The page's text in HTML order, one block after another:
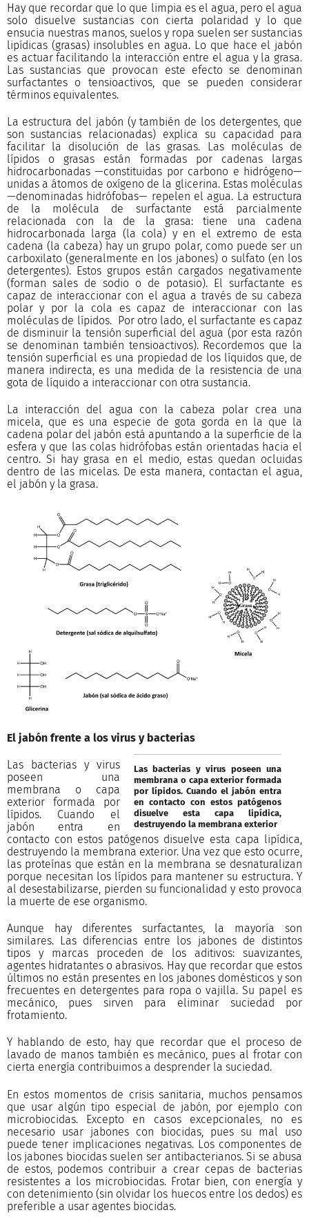
Hay que recordar que lo que limpia es el agua, pero el agua
solo disuelve sustancias con cierta polaridad y lo que
ensucia nuestras manos, suelos y ropa suelen ser sustancias
lipídicas (grasas) insolubles en agua. Lo que hace el jabón
es actuar facilitando la interacción entre el agua y la grasa.
Las sustancias que provocan este efecto se denominan
surfactantes o tensioactivos, que se pueden considerar
términos equivalentes.
La estructura del jabón (y también de los detergentes, que
son sustancias relacionadas) explica su capacidad para
facilitar la disolución de las grasas. Las moléculas de
lípidos o grasas están formadas por cadenas largas
hidrocarbonadas —constituidas por carbono e hidrógeno—
unidas a átomos de oxígeno de la glicerina. Estas moléculas
—denominadas hidrófobas— repelen el agua. La estructura
de la molécula de surfactante está parcialmente
relacionada con la de la grasa: tiene una cadena
hidrocarbonada larga (la cola) y en el extremo de esta
cadena (la cabeza) hay un grupo polar, como puede ser un
carboxilato (generalmente en los jabones) o sulfato (en los
detergentes). Estos grupos están cargados negativamente
(forman sales de sodio o de potasio). El surfactante es
capaz de interaccionar con el agua a través de su cabeza
polar y por la cola es capaz de interaccionar con las
moléculas de lípidos. Por otro lado, el surfactante es capaz
de disminuir la tensión superficial del agua (por esta razón
se denominan también tensioactivos). Recordemos que la
tensión superficial es una propiedad de los líquidos que, de
manera indirecta, es una medida de la resistencia de una
gota de líquido a interaccionar con otra sustancia.
La interacción del agua con la cabeza polar crea una
micela, que es una especie de gota gorda en la que la
cadena polar del jabón está apuntando a la superficie de la
esfera y que las colas hidrófobas están orientadas hacia el
centro. Si hay grasa en el medio, estas quedan ocluidas
dentro de las micelas. De esta manera, contactan el agua,
el jabón y la grasa.
El jabón frente a los virus y bacterias
Las bacterias y virus poseen una
membrana o capa exterior formada
por lípidos. Cuando el jabón entra
en contacto con estos patógenos
disuelve esta capa lipídica,
destruyendo la membrana exterior
Las bacterias y virus
poseen una
membrana o capa
exterior formada por
lípidos. Cuando el
jabón entra en
contacto con estos patógenos disuelve esta capa lipídica,
destruyendo la membrana exterior. Una vez que esto ocurre,
las proteínas que están en la membrana se desnaturalizan
porque necesitan los lípidos para mantener su estructura. Y
al desestabilizarse, pierden su funcionalidad y esto provoca
la muerte de ese organismo.
Aunque hay diferentes surfactantes, la mayoría son
similares. Las diferencias entre los jabones de distintos
tipos y marcas proceden de los aditivos: suavizantes,
agentes hidratantes o abrasivos. Hay que recordar que estos
últimos no están presentes en los jabones domésticos y son
frecuentes en detergentes para ropa o vajilla. Su papel es
mecánico, pues sirven para eliminar suciedad por
frotamiento.
Y hablando de esto, hay que recordar que el proceso de
lavado de manos también es mecánico, pues al frotar con
cierta energía contribuimos a desprender la suciedad.
En estos momentos de crisis sanitaria, muchos pensamos
que usar algún tipo especial de jabón, por ejemplo con
microbiocidas. Excepto en casos excepcionales, no es
necesario usar jabones con biocidas, pues su mal uso
puede tener implicaciones negativas. Los componentes de
los jabones biocidas suelen ser antibacterianos. Si se abusa
de estos, podemos contribuir a crear cepas de bacterias
resistentes a los microbiocidas. Frotar bien, con energía y
con detenimiento (sin olvidar los huecos entre los dedos) es
preferible a usar agentes biocidas.